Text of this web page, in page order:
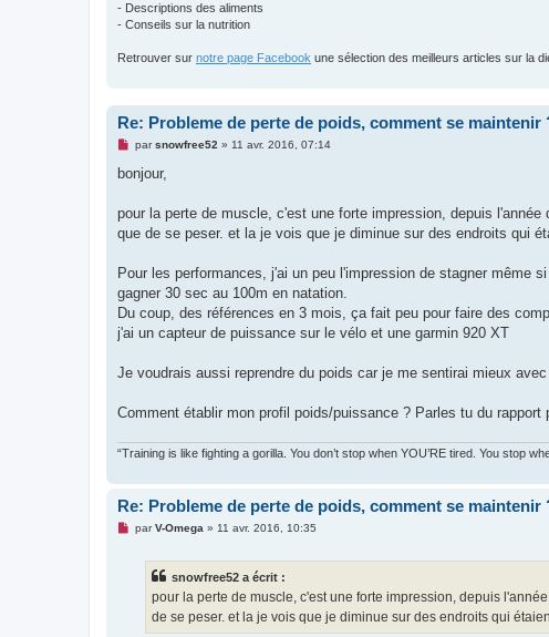
- Descriptions des aliments
- Conseils sur la nutrition
Retrouver sur notre page Facebook une sélection des meilleurs articles sur la
Re: Probleme de perte de poids, comment se maintenir
M
s
g
n
l
u
parsnowfree52 » 11 avr. 2016, 07:14
bonjour,
pour la perte de muscle, c'est une forte impression, depuis
que de se peser. et la je vois que je diminue sur des endroits qui
Pour les performances, j'ai un peu l'impression de stagner même
gagner 30 sec au 100m en natation.
Du coup, des références en 3 mois, ça fait peu pour faire des
j'ai un capteur de puissance sur le vélo et une garmin 920 XT
Je voudrais aussi reprendre du poids car je me sentirai mieux
Comment établir mon profil poids/puissance ? Parles tu du rapport
“Training is like fighting a gorilla. You don’t stop when YOU’RE tired. You stop
Re: Probleme de perte de poids, comment se maintenir
MparV-Omega » 11 avr. 2016, 10:35
snowfree52 a écrit :
pour la perte de muscle, c'est une forte impression, depuis
de se peser. et la je vois que je diminue sur des endroits qui